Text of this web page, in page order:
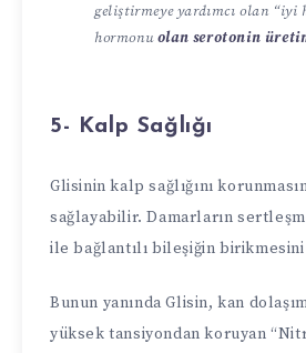
geliştirmeye yardımcı olan “iyi
hormonuolan serotonin
5- Kalp Sağlığı
Glisinin kalp sağlığını
sağlayabilir. Damarların
ile bağlantılı bileşiğin
Bunun yanında Glisin, kan
yüksek tansiyondan koruyan